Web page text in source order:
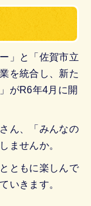
」と「佐賀市立
を統合し、新た
がR6年4月に開
ん、「みんなの
ませんか。
ともに楽しんで
いきます。